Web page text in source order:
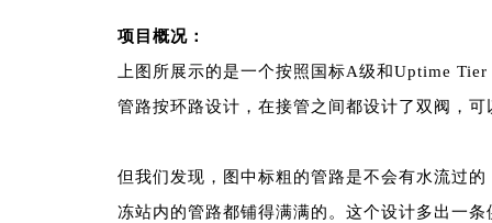
项目概况：
上图所展示的是一个按照国标A级和Uptime
管路按环路设计，在接管之间都设计了双阀，
但我们发现，图中标粗的管路是不会有水流过
冻站内的管路都铺得满满的。这个设计多出一